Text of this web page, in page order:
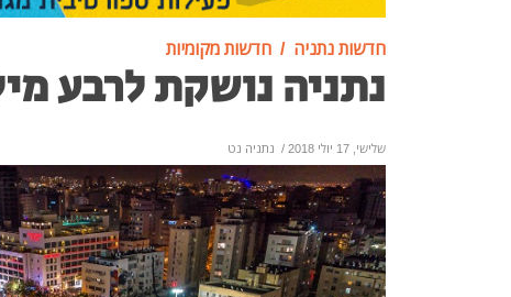
חדשות נתניה חדשות מקומיות
נתניה נושקת לרבע
שלישי, 17 יולי 2018 / נתניה נט